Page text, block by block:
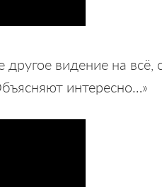
видение на всё,
интересно…»